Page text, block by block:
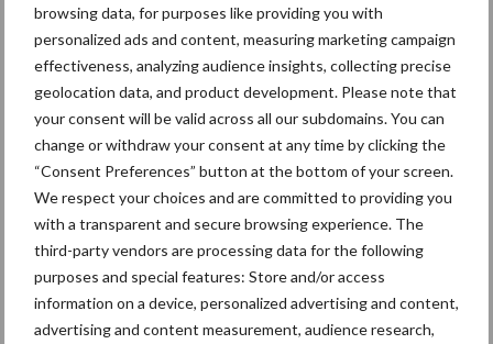
browsing data, for purposes like providing you with
personalized ads and content, measuring marketing campaign
effectiveness, analyzing audience insights, collecting precise
geolocation data, and product development. Please note that
your consent will be valid across all our subdomains. You can
change or withdraw your consent at any time by clicking the
“Consent Preferences” button at the bottom of your screen.
We respect your choices and are committed to providing you
with a transparent and secure browsing experience. The
third-party vendors are processing data for the following
purposes and special features: Store and/or access
information on a device, personalized advertising and content,
advertising and content measurement, audience research,
Diergezondheid Fokkerij Huisvesting
Afrikaanse
varkenspest
Brachyspira
Toon meer